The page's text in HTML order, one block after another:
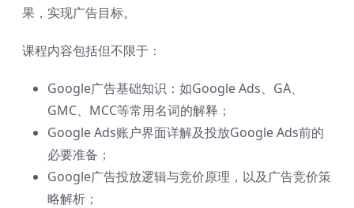
果，实现广告目标。
课程内容包括但不限于：
Google广告基础知识：如Google Ads、GA、
GMC、MCC等常用名词的解释；
Google Ads账户界面详解及投放Google Ads前的
必要准备；
Google广告投放逻辑与竞价原理，以及广告竞价策
略解析；